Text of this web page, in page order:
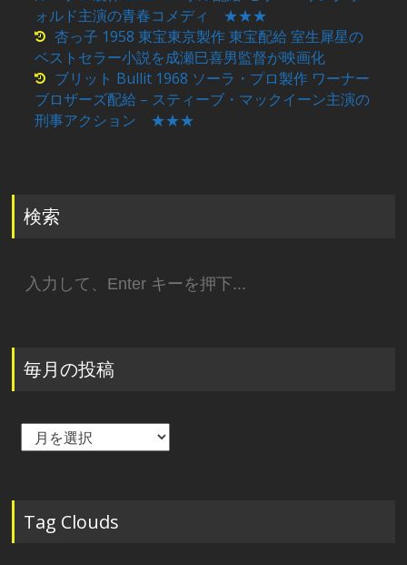
ォルド主演の青春コメディ ★★★
杏っ子 1958 東宝東京製作 東宝配給 室生犀星の
ベストセラー小説を成瀬巳喜男監督が映画化
ブリット Bullit 1968 ソーラ・プロ製作 ワーナー
ブロザーズ配給 – スティーブ・マックイーン主演の
刑事アクション ★★★
検索
索:
毎月の投稿
毎
稿
Tag Clouds